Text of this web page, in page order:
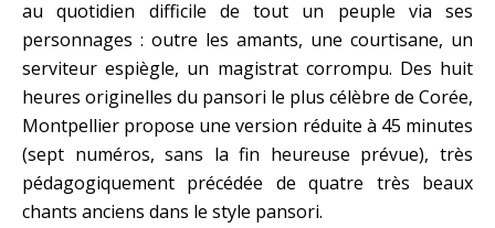
au quotidien difficile de tout un peuple via ses
personnages : outre les amants, une courtisane, un
serviteur espiègle, un magistrat corrompu. Des huit
heures originelles du pansori le plus célèbre de Corée,
Montpellier propose une version réduite à 45 minutes
(sept numéros, sans la fin heureuse prévue), très
pédagogiquement précédée de quatre très beaux
chants anciens dans le style pansori.